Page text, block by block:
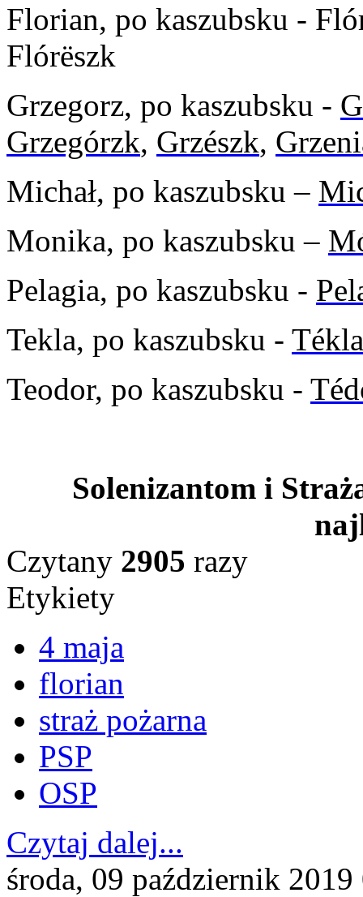
Florian, po kaszubsku -
Flórёszk
Grzegorz, po kaszubsku -
Grzegórzk, Grzészk,
Michał, po kaszubsku –
Monika, po kaszubsku –
Pelagia, po kaszubsku -
Tekla, po kaszubsku - Tékla
Teodor, po kaszubsku -
Solenizantom i
Czytany 2905 razy
Etykiety
4 maja
florian
straż pożarna
PSP
OSP
Czytaj dalej...
środa, 09 październik 2019